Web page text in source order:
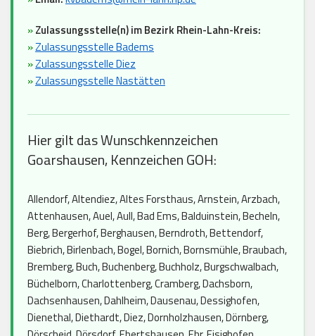
»Zulassungsstelle(n) im Bezirk Rhein-Lahn-Kreis:
»Zulassungsstelle Badems
»Zulassungsstelle Diez
»Zulassungsstelle Nastätten
Hier gilt das Wunschkennzeichen
Goarshausen, Kennzeichen GOH:
Allendorf, Altendiez, Altes Forsthaus, Arnstein, Arzbach,
Attenhausen, Auel, Aull, Bad Ems, Balduinstein, Becheln,
Berg, Bergerhof, Berghausen, Berndroth, Bettendorf,
Biebrich, Birlenbach, Bogel, Bornich, Bornsmühle, Braubach,
Bremberg, Buch, Buchenberg, Buchholz, Burgschwalbach,
Büchelborn, Charlottenberg, Cramberg, Dachsborn,
Dachsenhausen, Dahlheim, Dausenau, Dessighofen,
Dienethal, Diethardt, Diez, Dornholzhausen, Dörnberg,